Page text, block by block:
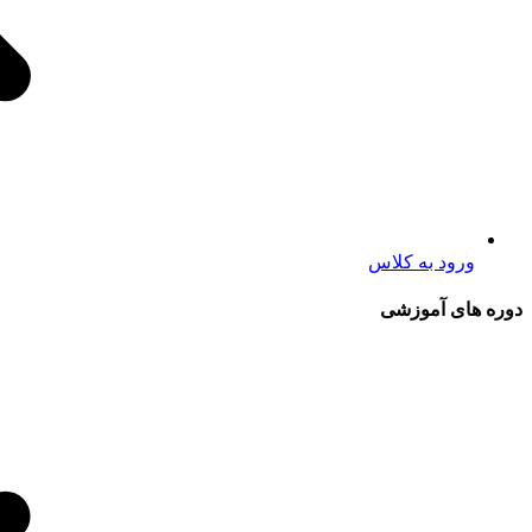
ورود به کلاس
دوره های آموزشی